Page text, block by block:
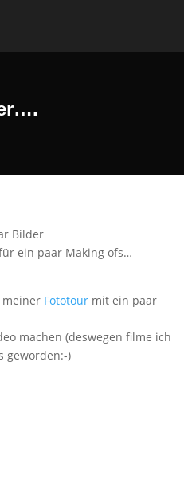
Bilder
ein paar Making ofs…
meiner Fototour mit ein paar
machen (deswegen filme ich
geworden:-)